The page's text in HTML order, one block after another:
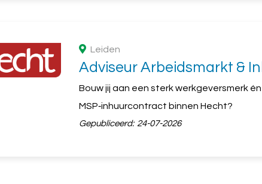
Leiden
Adviseur Arbeidsmarkt &
Bouw jij aan een sterk werkgeversmerk
MSP‑inhuurcontract binnen Hecht?
Gepubliceerd: 24-07-2026